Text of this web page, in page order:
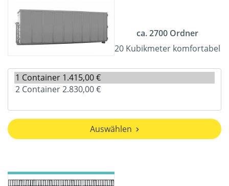
ca. 2700 Ordner
20 Kubikmeter komfortabel
Auswählen